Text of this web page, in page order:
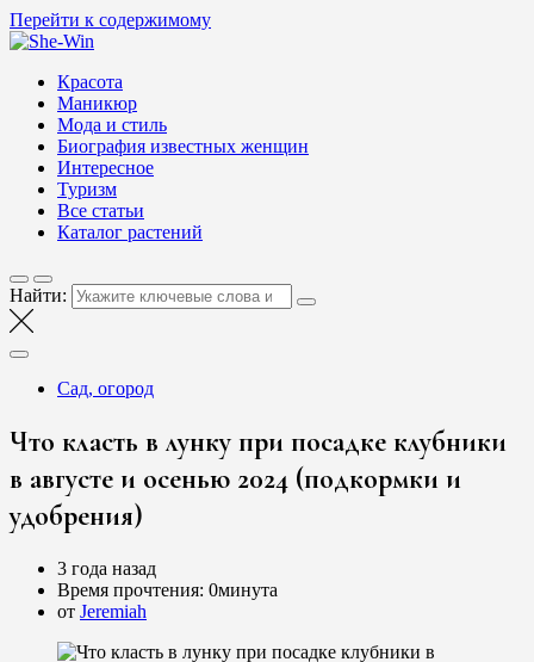
Перейти к содержимому
Блог о женской красоте и здоровье
Красота
Маникюр
Мода и стиль
Биография известных женщин
Интересное
Туризм
Все статьи
Каталог растений
Найти:
Сад, огород
Что класть в лунку при посадке клубники
в августе и осенью 2024 (подкормки и
удобрения)
3 года назад
Время прочтения: 0минута
от Jeremiah